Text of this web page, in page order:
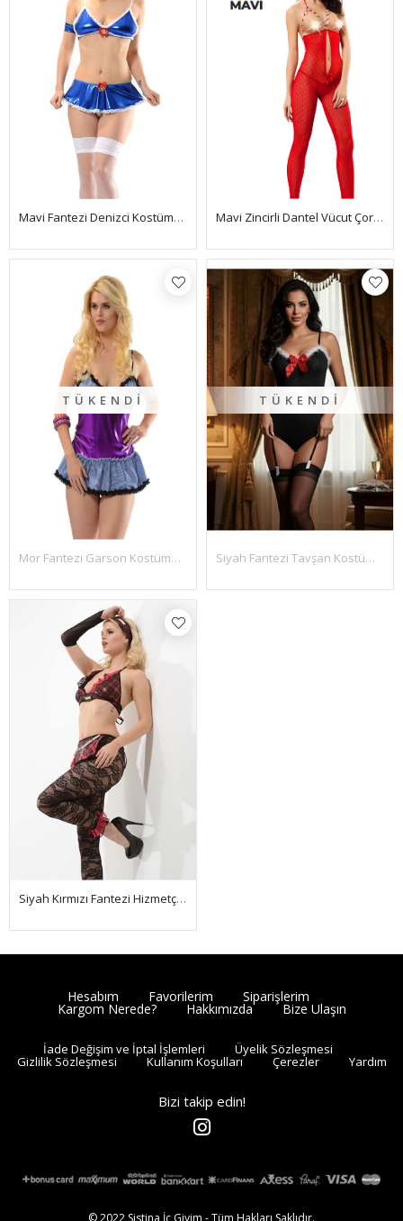
Mavi Fantezi Denizci Kostümü Takım - 4019 Mavi Zincirli Dantel Vücut Çorabı -1009
TÜKENDI
Mor Fantezi Garson Kostümü - 4022
TÜKENDI
Siyah Fantezi Tavşan Kostümü Takım - 4020
Siyah Kırmızı Fantezi Hizmetçi Kostüm - 4004
Hesabım Favorilerim Siparişlerim
Kargom Nerede? Hakkımızda Bize Ulaşın
İade Değişim ve İptal İşlemleri Üyelik Sözleşmesi
Gizlilik Sözleşmesi Kullanım Koşulları Çerezler Yardım
Bizi takip edin!
© 2022 Sistina İç Giyim - Tüm Hakları Saklıdır.